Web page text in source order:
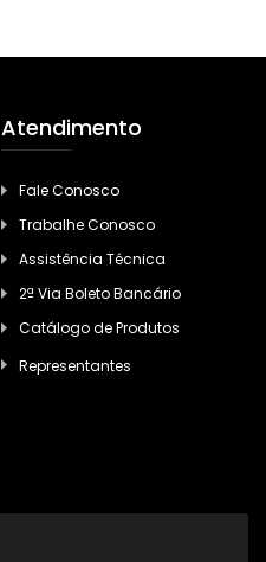
Atendimento
Fale Conosco
Trabalhe Conosco
Assistência Técnica
2ª Via Boleto Bancário
Catálogo de Produtos
Representantes